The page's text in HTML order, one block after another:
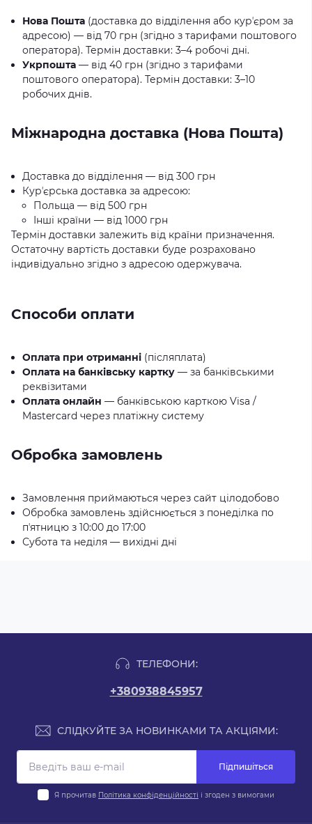
Нова Пошта (доставка до відділення або курʼєром за
адресою) — від 70 грн (згідно з тарифами поштового
оператора). Термін доставки: 3–4 робочі дні.
Укрпошта — від 40 грн (згідно з тарифами
поштового оператора). Термін доставки: 3–10
робочих днів.
Міжнародна доставка (Нова Пошта)
Доставка до відділення — від 300 грн
Курʼєрська доставка за адресою:
Польща — від 500 грн
Інші країни — від 1000 грн
Термін доставки залежить від країни призначення.
Остаточну вартість доставки буде розраховано
індивідуально згідно з адресою одержувача.
Способи оплати
Оплата при отриманні (післяплата)
Оплата на банківську картку — за банківськими
реквізитами
Оплата онлайн — банківською карткою Visa /
Mastercard через платіжну систему
Обробка замовлень
Замовлення приймаються через сайт цілодобово
Обробка замовлень здійснюється з понеділка по
пʼятницю з 10:00 до 17:00
Субота та неділя — вихідні дні
ТЕЛЕФОНИ:
+380938845957
СЛІДКУЙТЕ ЗА НОВИНКАМИ ТА АКЦІЯМИ:
Підпишіться
Я прочитав Політика конфіденційності і згоден з вимогами